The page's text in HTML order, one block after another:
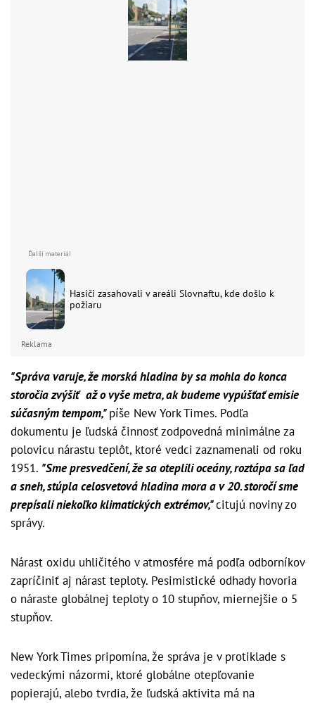
Hasiči zasahovali v areáli Slovnaftu, kde došlo k
požiaru
Reklama
"Správa varuje, že morská hladina by sa mohla do konca
storočia zvýšiť až o vyše metra, ak budeme vypúšťať emisie
súčasným tempom,"píše New York Times. Podľa
dokumentu je ľudská činnosť zodpovedná minimálne za
polovicu nárastu teplôt, ktoré vedci zaznamenali od roku
1951. "Sme presvedčení, že sa oteplili oceány, roztápa sa ľad
a sneh, stúpla celosvetová hladina mora a v 20. storočí sme
prepísali niekoľko klimatických extrémov,"citujú noviny zo
správy.
Nárast oxidu uhličitého v atmosfére má podľa odborníkov
zapríčiniť aj nárast teploty. Pesimistické odhady hovoria
o náraste globálnej teploty o 10 stupňov, miernejšie o 5
stupňov.
New York Times pripomína, že správa je v protiklade s
vedeckými názormi, ktoré globálne otepľovanie
popierajú, alebo tvrdia, že ľudská aktivita má na